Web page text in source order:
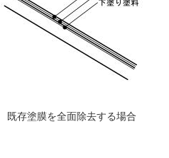
既存塗膜を全面除去する場合